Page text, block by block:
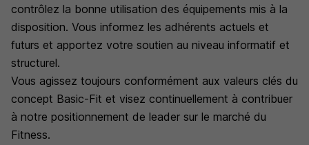
contrôlez la bonne utilisation des équipements mis à la
disposition. Vous informez les adhérents actuels et
futurs et apportez votre soutien au niveau informatif et
structurel.
Vous agissez toujours conformément aux valeurs clés du
concept Basic-Fit et visez continuellement à contribuer
à notre positionnement de leader sur le marché du
Fitness.